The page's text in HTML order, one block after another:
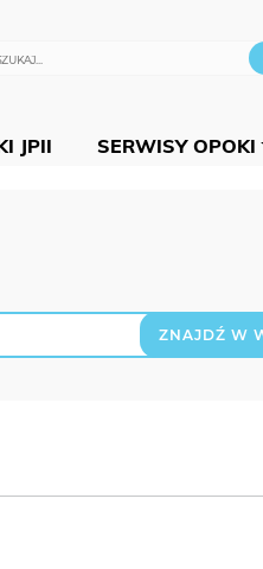
JPII SERWISY OPOKI
ZNAJDŹ W